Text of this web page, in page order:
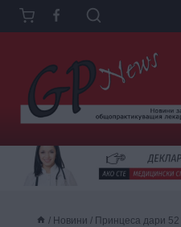
Към
съдържанието
/ Новини / Принцеса дари 52